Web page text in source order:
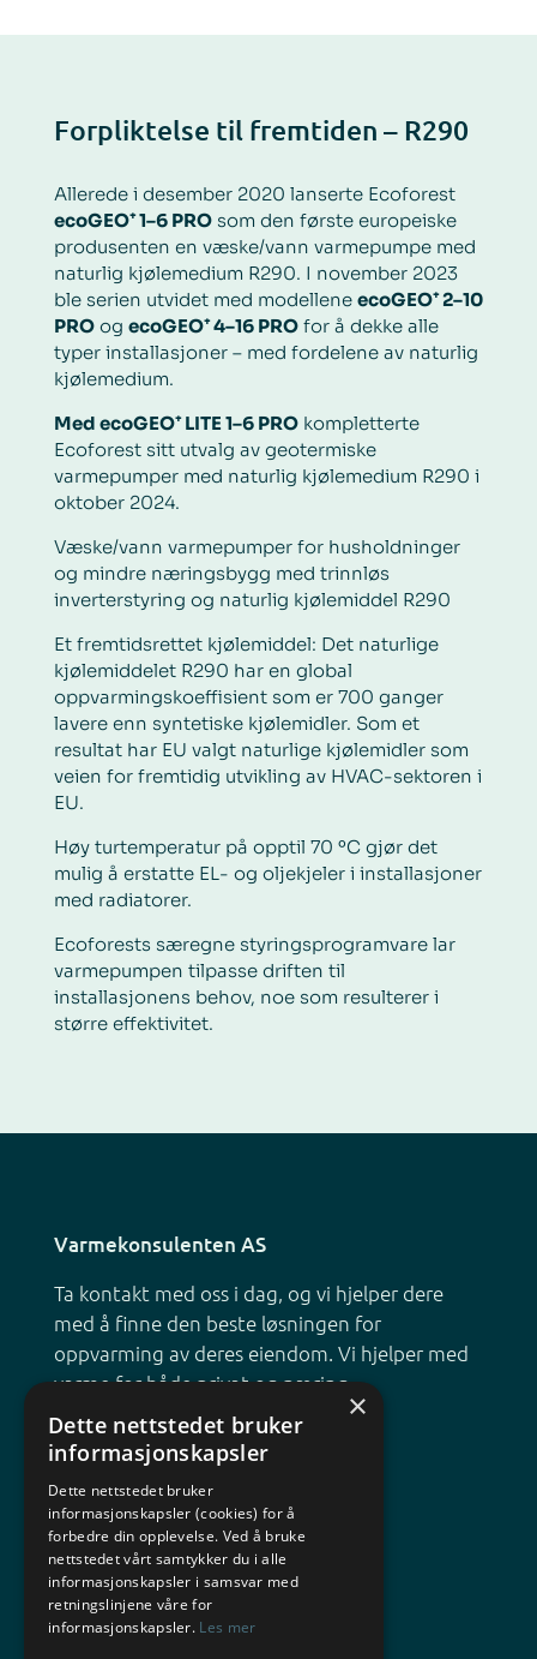
Forpliktelse til fremtiden – R290
Allerede i desember 2020 lanserte Ecoforest
ecoGEO⁺ 1–6 PROsom den første europeiske
produsenten en væske/vann varmepumpe med
naturlig kjølemedium R290. I november 2023
ble serien utvidet med modellene ecoGEO⁺ 2–10
PROog ecoGEO⁺ 4–16 PROfor å dekke alle
typer installasjoner – med fordelene av naturlig
kjølemedium.
Med ecoGEO⁺ LITE 1–6 PROkompletterte
Ecoforest sitt utvalg av geotermiske
varmepumper med naturlig kjølemedium R290 i
oktober 2024.
Væske/vann varmepumper for husholdninger
og mindre næringsbygg med trinnløs
inverterstyring og naturlig kjølemiddel R290
Et fremtidsrettet kjølemiddel: Det naturlige
kjølemiddelet R290 har en global
oppvarmingskoeffisient som er 700 ganger
lavere enn syntetiske kjølemidler. Som et
resultat har EU valgt naturlige kjølemidler som
veien for fremtidig utvikling av HVAC-sektoren i
EU.
Høy turtemperatur på opptil 70 ºC gjør det
mulig å erstatte EL- og oljekjeler i installasjoner
med radiatorer.
Ecoforests særegne styringsprogramvare lar
varmepumpen tilpasse driften til
installasjonens behov, noe som resulterer i
større effektivitet.
Varmekonsulenten AS
Ta kontakt med oss i dag, og vi hjelper dere
med å finne den beste løsningen for
oppvarming av deres eiendom. Vi hjelper med
varme for både privat og næring.
Org. nr: NO 922 195 145 MVA
Du finner oss her:
Telefon: 92 12 00 50
E-post:post@varmekonsulenten.no
Adresse: Smiløkka 6B, 3173 Vear
×
Dette nettstedet bruker
informasjonskapsler
Dette nettstedet bruker
informasjonskapsler (cookies) for å
forbedre din opplevelse. Ved å bruke
nettstedet vårt samtykker du i alle
informasjonskapsler i samsvar med
retningslinjene våre for
informasjonskapsler. Les mer